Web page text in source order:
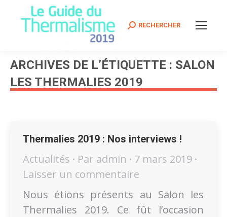
Search:
RECHERCHER
ARCHIVES DE L’ÉTIQUETTE : SALON
LES THERMALIES 2019
Thermalies 2019 : Nos interviews !
Actualités Par admin
7 mars 2019
Laisser un commentaire
Nous étions présents au Salon les
Thermalies 2019. Ce fût l’occasion